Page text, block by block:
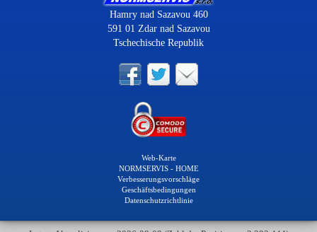
Hamry nad Sazavou 460
591 01 Zdar nad Sazavou
Tschechische Republik
Web-Karte
NORMSERVIS - HOME
Verbesserungsvorschläge
Geschäftsbedingungen
Datenschutzrichtlinie